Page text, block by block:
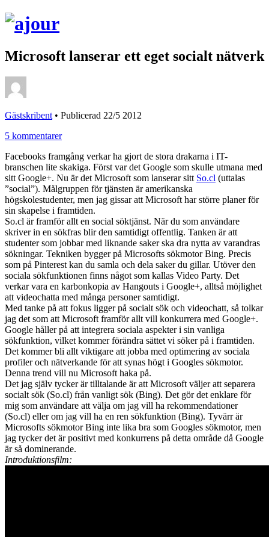
Microsoft lanserar ett eget socialt nätverk
Gästskribent • Publicerad 22/5 2012
5 kommentarer
Facebooks framgång verkar ha gjort de stora drakarna i IT-
branschen lite skakiga. Först var det Google som skulle utmana med
sitt Google+. Nu är det Microsoft som lanserar sitt So.cl (uttalas
”social”). Målgruppen för tjänsten är amerikanska
högskolestudenter, men jag gissar att Microsoft har större planer för
sin skapelse i framtiden.
So.cl är framför allt en social söktjänst. När du som användare
skriver in en sökfras blir den samtidigt offentlig. Tanken är att
studenter som jobbar med liknande saker ska dra nytta av varandras
sökningar. Tekniken bygger på Microsofts sökmotor Bing. Precis
som på Pinterest kan du samla och dela saker du gillar. Utöver den
sociala sökfunktionen finns något som kallas Video Party. Det
verkar vara en karbonkopia av Hangouts i Google+, alltså möjlighet
att videochatta med många personer samtidigt.
Med tanke på att fokus ligger på socialt sök och videochatt, så tolkar
jag det som att Microsoft framför allt vill konkurrera med Google+.
Google håller på att integrera sociala aspekter i sin vanliga
sökfunktion, vilket kommer förändra sättet vi söker på i framtiden.
Det kommer bli allt viktigare att jobba med optimering av sociala
profiler och nätverkande för att synas högt i Googles sökmotor.
Denna trend vill nu Microsoft haka på.
Det jag själv tycker är tilltalande är att Microsoft väljer att separera
socialt sök (So.cl) från vanligt sök (Bing). Det gör det enklare för
mig som användare att välja om jag vill ha rekommendationer
(So.cl) eller om jag vill ha en ren sökfunktion (Bing). Tyvärr är
Microsofts sökmotor Bing inte lika bra som Googles sökmotor, men
jag tycker det är positivt med konkurrens på detta område då Google
är så dominerande.
Introduktionsfilm: